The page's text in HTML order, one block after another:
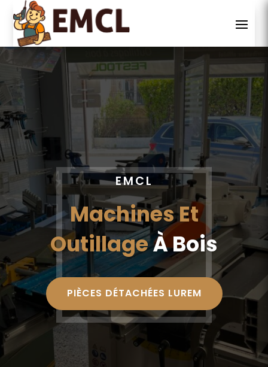
DANS TOUTE LA FRANCE
Vente,
Maintenance Et
Pièces Détachées
GAMMES LUREM - LEMAN -
FOREZIENNE - HECO -
ROBLAND